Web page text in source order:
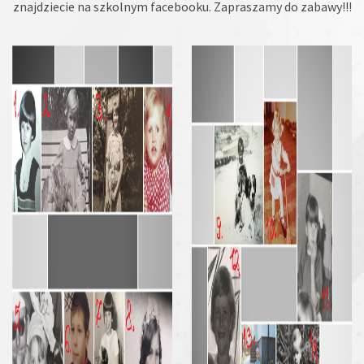
znajdziecie na szkolnym facebooku. Zapraszamy do zabawy!!!